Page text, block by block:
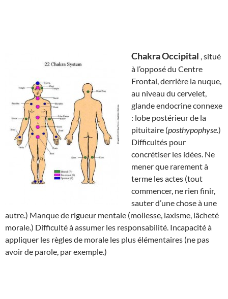
Chakra Occipital , situé
à l’opposé du Centre
Frontal, derrière la nuque,
au niveau du cervelet,
glande endocrine connexe
: lobe postérieur de la
pituitaire (posthypophyse.)
Difficultés pour
concrétiser les idées. Ne
mener que rarement à
terme les actes (tout
commencer, ne rien finir,
sauter d’une chose à une
autre.) Manque de rigueur mentale (mollesse, laxisme, lâcheté
morale.) Difficulté à assumer les responsabilité. Incapacité à
appliquer les règles de morale les plus élémentaires (ne pas
avoir de parole, par exemple.)